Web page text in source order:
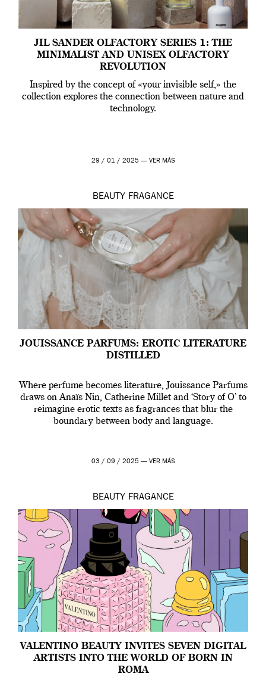
JIL SANDER OLFACTORY SERIES 1: THE
MINIMALIST AND UNISEX OLFACTORY
REVOLUTION
Inspired by the concept of «your invisible self,» the
collection explores the connection between nature and
technology.
29 / 01 / 2025 — VER MÁS
BEAUTY FRAGANCE
JOUISSANCE PARFUMS: EROTIC LITERATURE
DISTILLED
Where perfume becomes literature, Jouissance Parfums
draws on Anaïs Nin, Catherine Millet and ‘Story of O’ to
reimagine erotic texts as fragrances that blur the
boundary between body and language.
03 / 09 / 2025 — VER MÁS
BEAUTY FRAGANCE
VALENTINO BEAUTY INVITES SEVEN DIGITAL
ARTISTS INTO THE WORLD OF BORN IN
ROMA